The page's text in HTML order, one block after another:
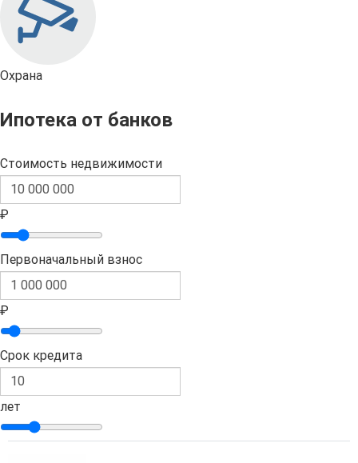
Охрана
Ипотека от банков
Стоимость недвижимости
₽
Первоначальный взнос
₽
Срок кредита
лет